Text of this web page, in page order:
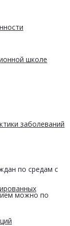
школе
заболеваний
по средам с
можно по